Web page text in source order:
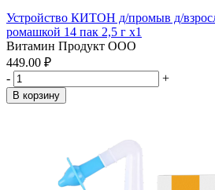
Устройство КИТОН д/промыв д/
ромашкой 14 пак 2,5 г x1
Витамин Продукт ООО
449.00 ₽
-
+
В корзину